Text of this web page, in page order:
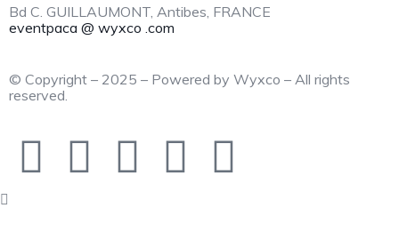
Bd C. GUILLAUMONT, Antibes, FRANCE
eventpaca @ wyxco .com
© Copyright – 2025 – Powered by Wyxco – All rights
reserved.